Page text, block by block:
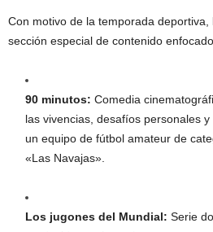
Con motivo de la temporada
sección especial de contenido
90 minutos: Comedia
las vivencias, desafíos personales
un equipo de fútbol amateur de
«Las Navajas».
Los jugones del Mundial: Serie